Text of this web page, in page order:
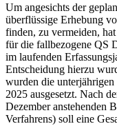
Um angesichts der
überflüssige Erhebung
finden, zu vermeiden,
für die fallbezogene QS
im laufenden
Entscheidung hierzu
wurden die
2025 ausgesetzt. Nach
Dezember anstehenden
Verfahrens) soll eine